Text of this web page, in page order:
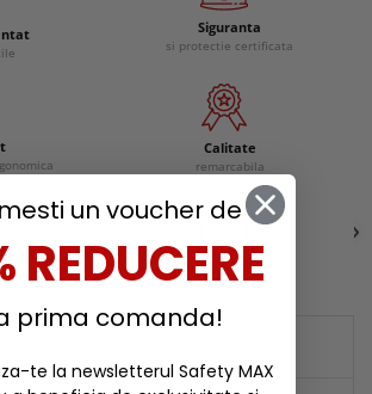
Siguranta
si protectie certificata
Calitate
remarcabila
Reduceri
un voucher de
REDUCERE
prima comanda!
te la newsletterul Safety MAX